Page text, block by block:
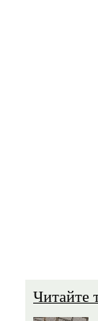
Читайте